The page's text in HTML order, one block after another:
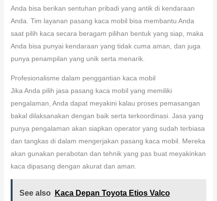
Anda bisa berikan sentuhan pribadi yang antik di kendaraan
Anda. Tim layanan pasang kaca mobil bisa membantu Anda
saat pilih kaca secara beragam pilihan bentuk yang siap, maka
Anda bisa punyai kendaraan yang tidak cuma aman, dan juga
punya penampilan yang unik serta menarik.
Profesionalisme dalam penggantian kaca mobil
Jika Anda pilih jasa pasang kaca mobil yang memiliki
pengalaman, Anda dapat meyakini kalau proses pemasangan
bakal dilaksanakan dengan baik serta terkoordinasi. Jasa yang
punya pengalaman akan siapkan operator yang sudah terbiasa
dan tangkas di dalam mengerjakan pasang kaca mobil. Mereka
akan gunakan perabotan dan tehnik yang pas buat meyakinkan
kaca dipasang dengan akurat dan aman.
See also Kaca Depan Toyota Etios Valco